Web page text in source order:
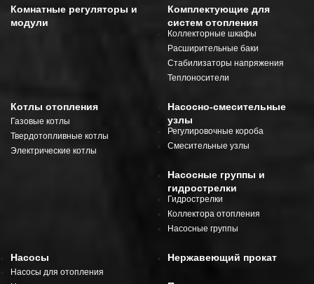
Комнатные регуляторы и
модули
Комплектующие для
систем отопления
Коллекторные шкафы
Расширительные баки
Стабилизаторы напряжения
Теплоносители
Котлы отопления
Газовые котлы
Твердотопливные котлы
Электрические котлы
Насосно-смесительные
узлы
Регулировочные короба
Смесительные узлы
Насосные группы и
гидрострелки
Гидрострелки
Коллектора отопления
Насосные группы
Насосы
Насосы для отопления
Нержавеющий прокат